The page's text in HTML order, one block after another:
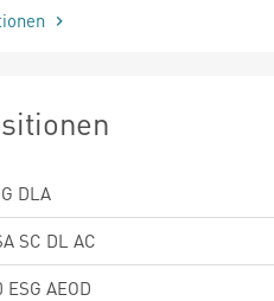
DLA
SC DL AC
AEOD